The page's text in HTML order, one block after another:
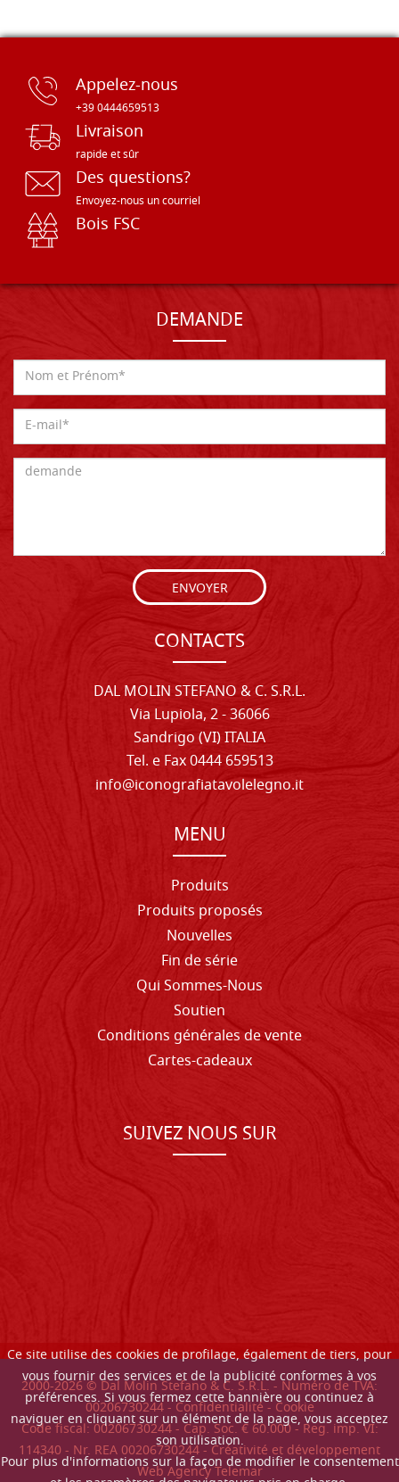
Ce site utilise des cookies de profilage, également de tiers, pour
vous fournir des services et de la publicité conformes à vos
préférences. Si vous fermez cette bannière ou continuez à
naviguer en cliquant sur un élément de la page, vous acceptez
son utilisation.
Pour plus d'informations sur la façon de modifier le consentement
Appelez-nous
+39 0444659513
Livraison
rapide et sûr
Des questions?
Envoyez-nous un courriel
Bois FSC
DEMANDE
ENVOYER
CONTACTS
DAL MOLIN STEFANO & C. S.R.L.
Via Lupiola, 2 - 36066
Sandrigo (VI) ITALIA
Tel. e Fax 0444 659513
info@iconografiatavolelegno.it
MENU
Produits
Produits proposés
Nouvelles
Fin de série
Qui Sommes-Nous
Soutien
Conditions générales de vente
Cartes-cadeaux
SUIVEZ NOUS SUR
2000-2026© Dal Molin Stefano & C. S.R.L. - Numéro de TVA:
00206730244 -Confidentialité-Cookie
Code fiscal: 00206730244 - Cap. Soc. € 60.000 - Reg. imp. VI:
114340 - Nr. REA 00206730244 - Créativité et développement
Web Agency Telemar